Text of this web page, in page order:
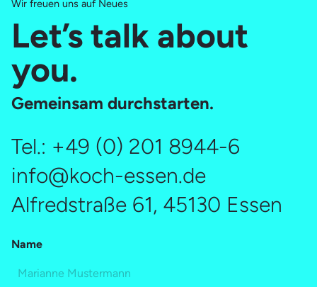
Wir freuen uns auf Neues
Let’s talk about
you.
Gemeinsam durchstarten.
Tel.: +49 (0) 201 8944-6
info@koch-essen.de
Alfredstraße 61, 45130 Essen
Name